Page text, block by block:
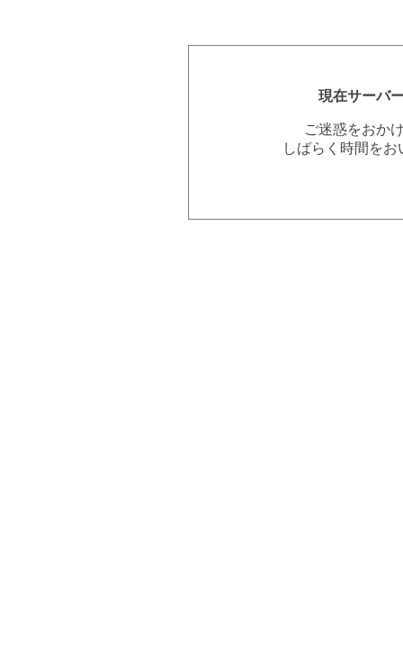
現在サーバ
ご迷惑をおか
しばらく時間を